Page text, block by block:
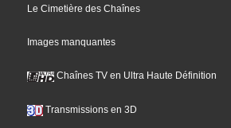
Le Cimetière des Chaînes
Images manquantes
Chaînes TV en Ultra Haute Définition
Transmissions en 3D